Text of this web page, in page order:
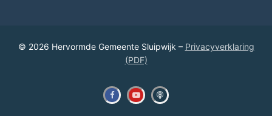
© 2026 Hervormde Gemeente Sluipwijk – Privacyverklaring
(PDF)